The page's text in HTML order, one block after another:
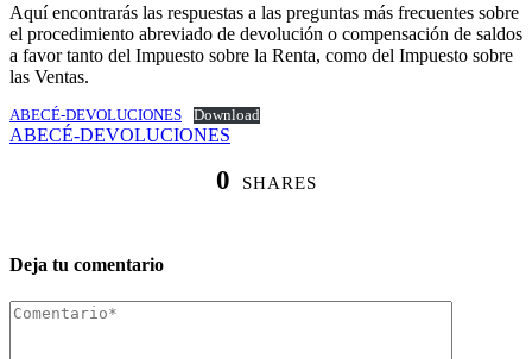
Aquí encontrarás las respuestas a las preguntas más frecuentes sobre
el procedimiento abreviado de devolución o compensación de saldos
a favor tanto del Impuesto sobre la Renta, como del Impuesto sobre
las Ventas.
ABECÉ-DEVOLUCIONES Download
ABECÉ-DEVOLUCIONES
0 SHARES
Deja tu comentario